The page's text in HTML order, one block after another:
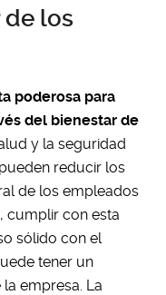
los
poderosa para
del bienestar de
y la seguridad
reducir los
de los empleados
cumplir con esta
sólido con el
tener un
empresa. La